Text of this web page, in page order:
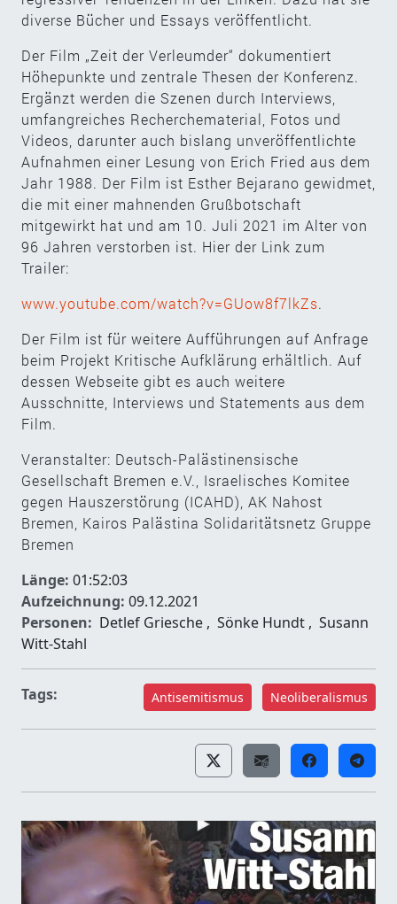
diverse Bücher und Essays veröffentlicht.­­­­­­­­­
Der Film „Zeit der Verleumder“ dokumentiert
Höhepunkte und zentrale Thesen der Konferenz.
Ergänzt werden die Szenen durch Interviews,
umfangreiches Recherchematerial, Fotos und
Videos, darunter auch bislang unveröffentlichte
Aufnahmen einer Lesung von Erich Fried aus dem
Jahr 1988. Der Film ist Esther Bejarano gewidmet,
die mit einer mahnenden Grußbotschaft
mitgewirkt hat und am 10. Juli 2021 im Alter von
96 Jahren verstorben ist. Hier der Link zum
Trailer:
www.youtube.com/watch?v=GUow8f7lkZs.
Der Film ist für weitere Aufführungen auf Anfrage
beim Projekt Kritische Aufklärung erhältlich. Auf
dessen Webseite gibt es auch weitere
Ausschnitte, Interviews und Statements aus dem
Film.
Veranstalter: Deutsch-Palästinensische
Gesellschaft Bremen e.V., Israelisches Komitee
gegen Hauszerstörung (ICAHD), AK Nahost
Bremen, Kairos Palästina Solidaritätsnetz Gruppe
Bremen
Länge: 01:52:03
Aufzeichnung: 09.12.2021
Personen: Detlef Griesche , Sönke Hundt , Susann
Witt-Stahl
Tags: Antisemitismus Neoliberalismus